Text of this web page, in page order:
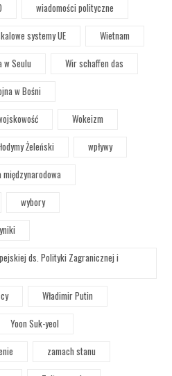
wiadomości polityczne
systemy UE
Wietnam
w Seulu
Wir schaffen das
w Bośni
Wokeizm
Żeleński
wpływy
międzynarodowa
wybory
ds. Polityki Zagranicznej i
Władimir Putin
Yoon Suk-yeol
zamach stanu